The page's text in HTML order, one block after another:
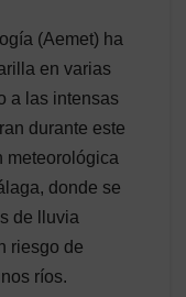
(Aemet) ha
en varias
a las intensas
durante este
meteorológica
donde se
de lluvia
riesgo de
ríos.